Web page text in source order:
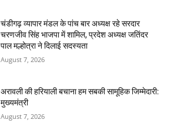
चंडीगढ़ व्यापार मंडल के पांच बार अध्यक्ष रहे सरदार
चरणजीव सिंह भाजपा में शामिल, प्रदेश अध्यक्ष जतिंदर
पाल मल्होत्रा ने दिलाई सदस्यता
August 7, 2026
अरावली की हरियाली बचाना हम सबकी सामूहिक जिम्मेदारी:
मुख्यमंत्री
August 7, 2026